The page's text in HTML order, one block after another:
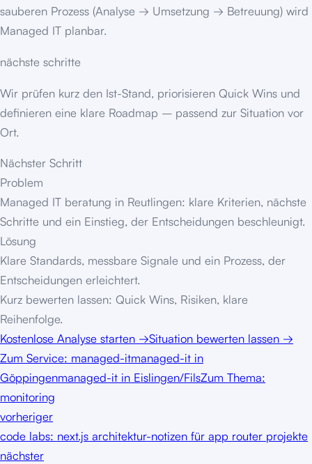
sauberen Prozess (Analyse → Umsetzung → Betreuung) wird
Managed IT planbar.
nächste schritte
Wir prüfen kurz den Ist-Stand, priorisieren Quick Wins und
definieren eine klare Roadmap – passend zur Situation vor
Ort.
Nächster Schritt
Problem
Managed IT beratung in Reutlingen: klare Kriterien, nächste
Schritte und ein Einstieg, der Entscheidungen beschleunigt.
Lösung
Klare Standards, messbare Signale und ein Prozess, der
Entscheidungen erleichtert.
Kurz bewerten lassen: Quick Wins, Risiken, klare
Reihenfolge.
Kostenlose Analyse starten →Situation bewerten lassen →
Zum Service: managed-itmanaged-it in
Göppingenmanaged-it in Eislingen/FilsZum Thema:
monitoring
vorheriger
code labs: next.js architektur-notizen für app router projekte
nächster